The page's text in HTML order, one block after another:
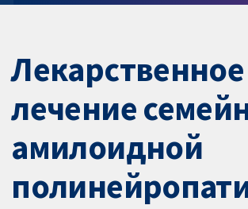
Лекарственное
лечение
амилоидной